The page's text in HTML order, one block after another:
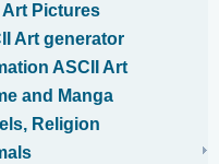
Art Pictures
Art generator
ASCII Art
and Manga
Religion